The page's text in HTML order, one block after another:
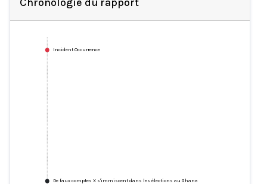
Incident Occurrence
De faux comptes X s'immiscent dans les élections au Ghana